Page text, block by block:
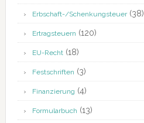
Erbschaft-/Schenkungsteuer(38)
Ertragsteuern (120)
EU-Recht(18)
Festschriften (3)
Finanzierung (4)
Formularbuch (13)